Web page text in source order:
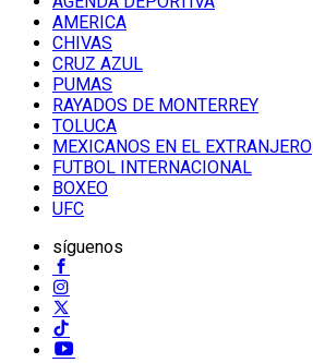
AMERICA
CHIVAS
CRUZ AZUL
PUMAS
RAYADOS DE MONTERREY
TOLUCA
MEXICANOS EN EL EXTRANJERO
FUTBOL INTERNACIONAL
BOXEO
UFC
síguenos